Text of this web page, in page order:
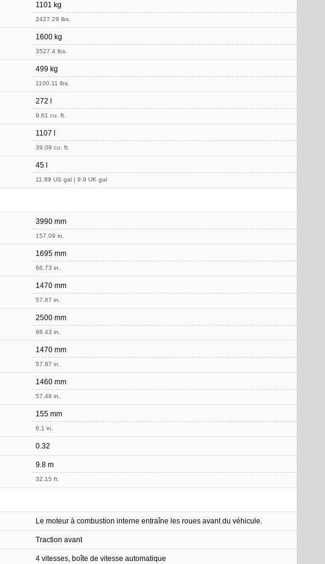
1101 kg
2427.29 lbs.
1600 kg
3527.4 lbs.
499 kg
1100.11 lbs.
272 l
9.61 cu. ft.
1107 l
39.09 cu. ft.
45 l
11.89 US gal | 9.9 UK gal
3990 mm
157.09 in.
1695 mm
66.73 in.
1470 mm
57.87 in.
2500 mm
98.43 in.
1470 mm
57.87 in.
1460 mm
57.48 in.
155 mm
6.1 in.
0.32
9.8 m
32.15 ft.
Le moteur à combustion interne entraîne les roues avant du véhicule.
Traction avant
4 vitesses, boîte de vitesse automatique